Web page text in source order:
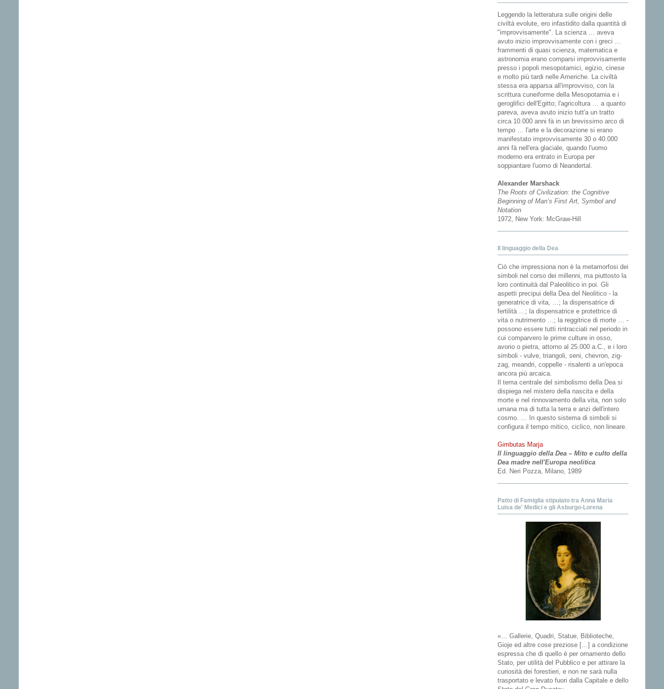
Leggendo la letteratura sulle origini delle
civiltà evolute, ero infastidito dalla quantità di
"improvvisamente". La scienza … aveva
avuto inizio improvvisamente con i greci …
frammenti di quasi scienza, matematica e
astronomia erano comparsi improvvisamente
presso i popoli mesopotamici, egizio, cinese
e molto più tardi nelle Americhe. La civiltà
stessa era apparsa all'improvviso, con la
scrittura cuneiforme della Mesopotamia e i
geroglifici dell'Egitto; l'agricoltura … a quanto
pareva, aveva avuto inizio tutt'a un tratto
circa 10.000 anni fà in un brevissimo arco di
tempo … l'arte e la decorazione si erano
manifestato improvvisamente 30 o 40.000
anni fà nell'era glaciale, quando l'uomo
moderno era entrato in Europa per
soppiantare l'uomo di Neandertal.
Alexander Marshack
The Roots of Civilization: the Cognitive
Beginning of Man’s First Art, Symbol and
Notation
1972, New York: McGraw-Hill
Il linguaggio della Dea
Ciò che impressiona non è la metamorfosi dei
simboli nel corso dei millenni, ma piuttosto la
loro continuità dal Paleolitico in poi. Gli
aspetti precipui della Dea del Neolitico - la
generatrice di vita, …; la dispensatrice di
fertilità …; la dispensatrice e protettrice di
vita o nutrimento …; la reggitrice di morte … -
possono essere tutti rintracciati nel periodo in
cui comparvero le prime culture in osso,
avorio o pietra, attorno al 25.000 a.C., e i loro
simboli - vulve, triangoli, seni, chevron, zig-
zag, meandri, coppelle - risalenti a un'epoca
ancora più arcaica.
Il tema centrale del simbolismo della Dea si
dispiega nel mistero della nascita e della
morte e nel rinnovamento della vita, non solo
umana ma di tutta la terra e anzi dell'intero
cosmo. … In questo sistema di simboli si
configura il tempo mitico, ciclico, non lineare.
Gimbutas Marja
Il linguaggio della Dea – Mito e culto della
Dea madre nell'Europa neolitica
Ed. Neri Pozza, Milano, 1989
Patto di Famiglia stipulato tra Anna Maria
Luisa de' Medici e gli Asburgo-Lorena
«… Gallerie, Quadri, Statue, Biblioteche,
Gioje ed altre cose preziose […] a condizione
espressa che di quello è per ornamento dello
Stato, per utilità del Pubblico e per attirare la
curiosità dei forestieri, e non ne sarà nulla
trasportato e levato fuori dalla Capitale e dello